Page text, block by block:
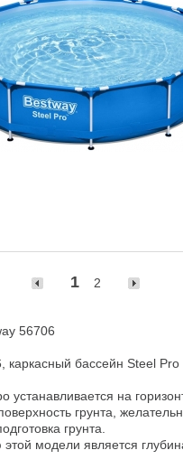
1 2
56706
каркасный бассейн Steel Pro
устанавливается на
грунта,
грунта.
модели является